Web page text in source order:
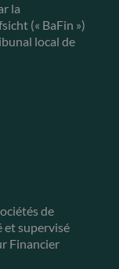
la
(« BaFin »)
local de
de
et supervisé
Financier